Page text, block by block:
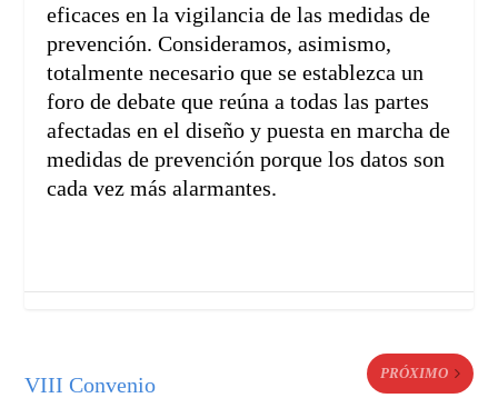
eficaces en la vigilancia de las medidas de
prevención. Consideramos, asimismo,
totalmente necesario que se establezca un
foro de debate que reúna a todas las partes
afectadas en el diseño y puesta en marcha de
medidas de prevención porque los datos son
cada vez más alarmantes.
VIII Convenio
PRÓXIMO